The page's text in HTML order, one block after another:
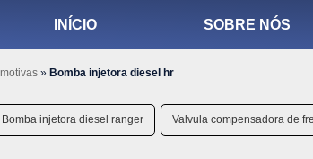
INÍCIO SOBRE NÓS
» Bomba injetora diesel hr
Bomba injetora diesel ranger Valvula compensadora de